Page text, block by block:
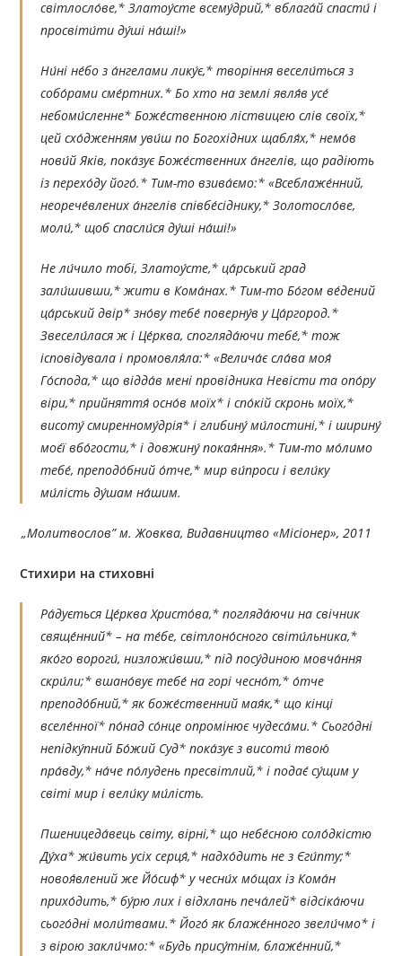
світлосло́ве,* Златоу́сте всему́дрий,* вблага́й спасти́ і
просвіти́ти ду́ші на́ші!»
Ни́ні не́бо з а́нгелами лику́є,* творіння весели́ться з
собо́рами сме́ртних.* Бо хто на землі явля́в усе́
небоми́сленне* Боже́ственною ліствицею слів своїх,*
цей схо́дженням уви́ш по Богохідних щабля́х,* немо́в
нови́й Яків, пока́зує Боже́ственних а́нгелів, що радіють
із перехо́ду його́.* Тим-то взива́ємо:* «Всеблаже́нний,
неорече́влених а́нгелів співбе́сіднику,* Золотосло́ве,
моли́,* щоб спасли́ся ду́ші на́ші!»
Не ли́чило тобі, Златоу́сте,* ца́рський град
зали́шивши,* жити в Кома́нах.* Тим-то Бо́гом ве́дений
ца́рський двір* зно́ву тебе́ поверну́в у Ца́ргород.*
Звесели́лася ж і Це́рква, спогляда́ючи тебе́,* тож
ісповідувала і промовля́ла:* «Велича́є сла́ва моя́
Го́спода,* що відда́в мені провідника Невісти та опо́ру
віри,* прийняття́ осно́в моїх* і спо́кій скронь моїх,*
висоту́ смиренному́дрія* і глибину́ ми́лостині,* і ширину́
моє́ї вбо́гости,* і довжину́ покая́ння».* Тим-то мо́лимо
тебе́, преподо́бний о́тче,* мир ви́проси і вели́ку
ми́лість ду́шам на́шим.
„Молитвослов” м. Жовква, Видавництво «Місіонер», 2011
Стихири на стиховні
Ра́дується Це́рква Христо́ва,* погляда́ючи на свічник
свяще́нний* – на те́бе, світлоно́сного світи́льника,*
яко́го вороги́, низложи́вши,* під посу́диною мовча́ння
скри́ли;* вшано́вує тебе́ на горі чесно́т,* о́тче
преподо́бний,* як боже́ственний мая́к,* що кінці
вселе́нної* по́над со́нце опромінює чудеса́ми.* Сього́дні
непідку́пний Бо́жий Суд* пока́зує з висоти́ твою́
пра́вду,* на́че по́лудень пресвітлий,* і подає́ су́щим у
світі мир і вели́ку ми́лість.
Пшеницеда́вець світу, вірні,* що небе́сною соло́дкістю
Ду́ха* жи́вить усіх серця́,* надхо́дить не з Єги́пту;*
новоя́влений же Йо́сиф* у чесни́х мо́щах із Кома́н
прихо́дить,* бу́рю лих і відхлань печа́лей* відсіка́ючи
сього́дні моли́твами.* Його́ як блаже́нного звели́чмо* і
з вірою закли́чмо:* «Будь прису́тнім, блаже́нний,*